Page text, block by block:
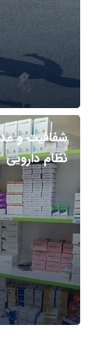
شفافیت و
نظام دارویی